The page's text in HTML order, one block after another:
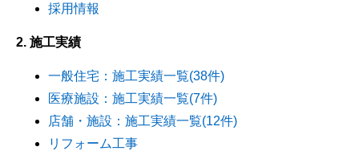
採用情報
2. 施工実績
一般住宅：施工実績一覧(38件)
医療施設：施工実績一覧(7件)
店舗・施設：施工実績一覧(12件)
リフォーム工事